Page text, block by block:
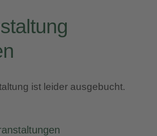
ist leider ausgebucht.